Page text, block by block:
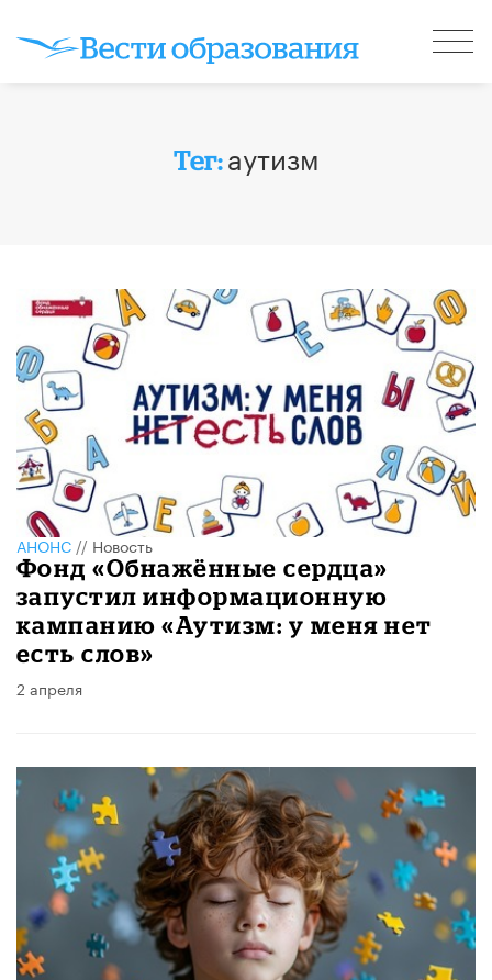
Тег:аутизм
АНОНС // Новость
​Фонд «Обнажённые сердца»
запустил информационную
кампанию «Аутизм: у меня нет
есть слов»
2 апреля